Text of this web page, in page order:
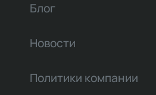
Блог
Новости
Политики компании